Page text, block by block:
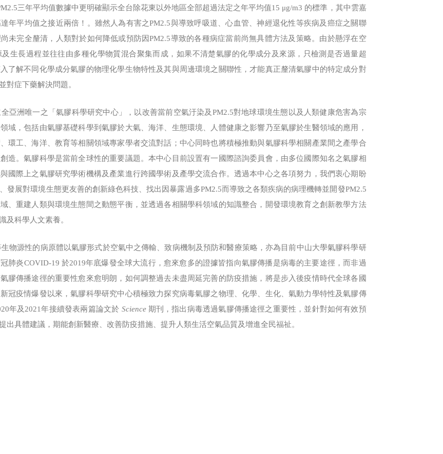
三年平均值數據中更明確顯示全台除花東以外地區全部超過法定之年平均值15 μg/m3 的標準，其中雲嘉
年平均值之接近兩倍！。雖然人為有害之PM2.5與導致呼吸道、心血管、神經退化性等疾病及癌症之關聯
未完全釐清，人類對於如何降低或預防因PM2.5導致的各種病症當前尚無具體方法及策略。由於懸浮在空
生長過程並往往由多種化學物質混合聚集而成，如果不清楚氣膠的化學成分及來源，只檢測是否過量超
了解不同化學成分氣膠的物理化學生物特性及其與周邊環境之關聯性，才能真正釐清氣膠中的特定成分對
對症下藥解決問題。
洲唯一之「氣膠科學研究中心」，以改善當前空氣汙染及PM2.5對地球環境生態以及人類健康危害為宗
域，包括由氣膠基礎科學到氣膠於大氣、海洋、生態環境、人體健康之影響乃至氣膠於生醫領域的應用，
環工、海洋、教育等相關領域專家學者交流對話；中心同時也將積極推動與氣膠科學相關產業間之產學合
造。氣膠科學是當前全球性的重要議題。本中心目前設置有一國際諮詢委員會，由多位國際知名之氣膠相
國際上之氣膠研究學術機構及產業進行跨國學術及產學交流合作。透過本中心之各項努力，我們衷心期盼
發展對環境生態更友善的創新綠色科技、找出因暴露過多PM2.5而導致之各類疾病的病理機轉並開發PM2.5
、重建人類與環境生態間之動態平衡，並透過各相關學科領域的知識整合，開發環境教育之創新教學方法
及科學人文素養。
源性的病原體以氣膠形式於空氣中之傳輸、致病機制及預防和醫療策略，亦為目前中山大學氣膠科學研
肺炎COVID-19 於2019年底爆發全球大流行，愈來愈多的證據皆指向氣膠傳播是病毒的主要途徑，而非過
膠傳播途徑的重要性愈來愈明朗，如何調整過去未盡周延完善的防疫措施，將是步入後疫情時代全球各國
冠疫情爆發以來，氣膠科學研究中心積極致力探究病毒氣膠之物理、化學、生化、氣動力學特性及氣膠傳
年及2021年接續發表兩篇論文於 Science期刊，指出病毒透過氣膠傳播途徑之重要性，並針對如何有效預
出具體建議，期能創新醫療、改善防疫措施、提升人類生活空氣品質及增進全民福祉。